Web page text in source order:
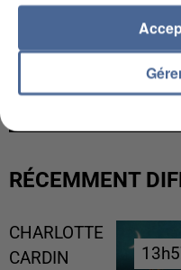
UNE TOURISTE DE
COULÉE DE BOUE EN
RÉCEMMENT
CHARLOTTE
CARDIN